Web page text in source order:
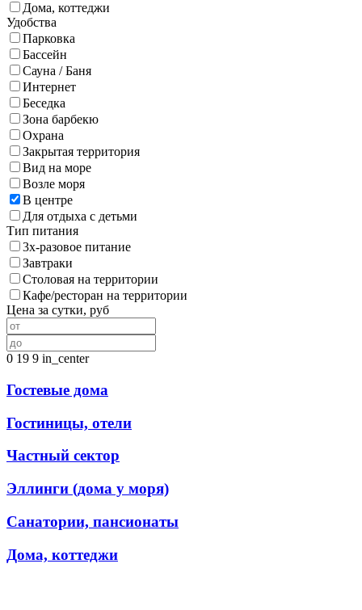
Дома, коттеджи
Удобства
Парковка
Бассейн
Сауна / Баня
Интернет
Беседка
Зона барбекю
Охрана
Закрытая территория
Вид на море
Возле моря
В центре
Для отдыха с детьми
Тип питания
3х-разовое питание
Завтраки
Столовая на территории
Кафе/ресторан на территории
Цена за сутки, руб
0 19 9 in_center
Гостевые дома
Гостиницы, отели
Частный сектор
Эллинги (дома у моря)
Санатории, пансионаты
Дома, коттеджи